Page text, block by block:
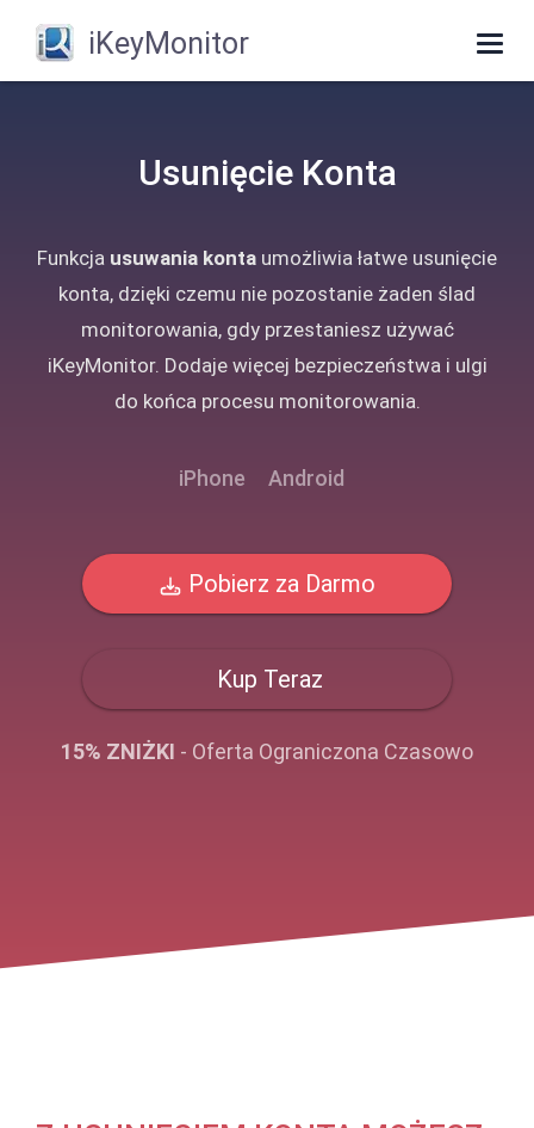
iKeyMonitor
Usunięcie Konta
Funkcja usuwania konta umożliwia łatwe usunięcie
konta, dzięki czemu nie pozostanie żaden ślad
monitorowania, gdy przestaniesz używać
iKeyMonitor. Dodaje więcej bezpieczeństwa i ulgi
do końca procesu monitorowania.
iPhone Android
Pobierz za Darmo
Kup Teraz
15% ZNIŻKI - Oferta Ograniczona Czasowo